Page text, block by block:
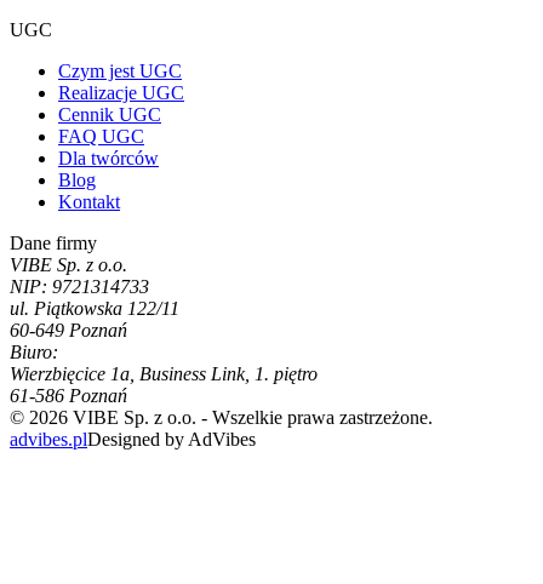
UGC
Czym jest UGC
Realizacje UGC
Cennik UGC
FAQ UGC
Dla twórców
Blog
Kontakt
Dane firmy
VIBE Sp. z o.o.
NIP: 9721314733
ul. Piątkowska 122/11
60-649 Poznań
Biuro:
Wierzbięcice 1a, Business Link, 1. piętro
61-586 Poznań
© 2026 VIBE Sp. z o.o. - Wszelkie prawa zastrzeżone.
advibes.plDesigned by AdVibes